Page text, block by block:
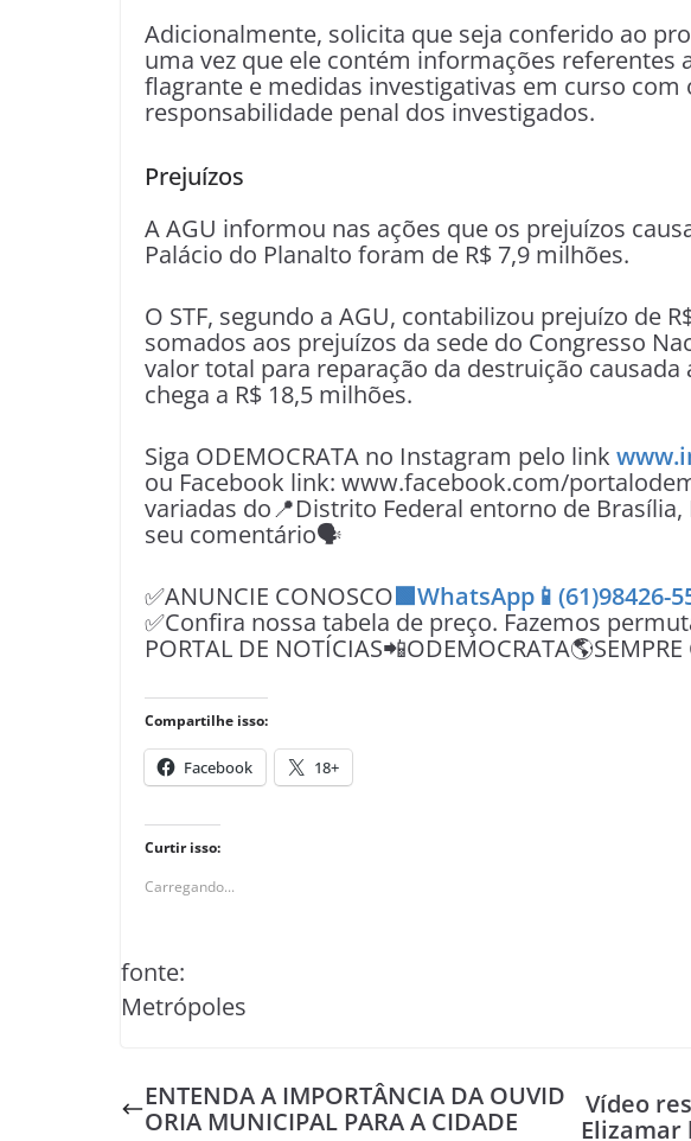
Adicionalmente, solicita que seja conferido ao
uma vez que ele contém informações referentes
flagrante e medidas investigativas em curso com
responsabilidade penal dos investigados.
Prejuízos
A AGU informou nas ações que os prejuízos
Palácio do Planalto foram de R$ 7,9 milhões.
O STF, segundo a AGU, contabilizou prejuízo de
somados aos prejuízos da sede do Congresso
valor total para reparação da destruição causada
chega a R$ 18,5 milhões.
Siga ODEMOCRATA no Instagram pelo link
ou Facebook link: www.facebook.com/
variadas do📍Distrito Federal entorno de
seu comentário🗣
✅ANUNCIE CONOSCO🟩WhatsApp📱(61)98426-
✅Confira nossa tabela de preço. Fazemos
PORTAL DE
Compartilhe isso:
Facebook 18+
Curtir isso:
Carregando...
fonte:
Metrópoles
ENTENDA A IMPORTÂNCIA DA OUVID
ORIA MUNICIPAL PARA A CIDADE
Vídeo
Elizamar